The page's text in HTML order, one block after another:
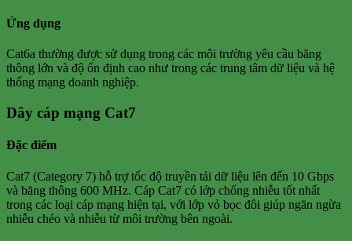
Ứng dụng
Cat6a thường được sử dụng trong các môi trường yêu cầu băng
thông lớn và độ ổn định cao như trong các trung tâm dữ liệu và hệ
thống mạng doanh nghiệp.
Dây cáp mạng Cat7
Đặc điểm
Cat7 (Category 7) hỗ trợ tốc độ truyền tải dữ liệu lên đến 10 Gbps
và băng thông 600 MHz. Cáp Cat7 có lớp chống nhiễu tốt nhất
trong các loại cáp mạng hiện tại, với lớp vỏ bọc đôi giúp ngăn ngừa
nhiễu chéo và nhiễu từ môi trường bên ngoài.